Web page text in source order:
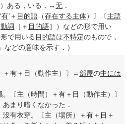
）ある，いる．↔无 ．
有’＋ 目的語 （存在する主体）〕〔主語
動詞 ［＋ 目的語］）などの形で用い
で用いる 目的語は不特定のもので，
などの意味を示す．）
有＋目（動作主）〕＝部屋の中には
〔主（時間）＋有＋目（動作主）〕
まり暗くなかった．
有衣穿。〔主（場所）＋有＋目＋